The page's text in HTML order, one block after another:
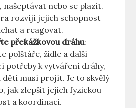
našeptávat nebo se plazit.
rozvíjí jejich schopnost
a reagovat.
překážkovou dráhu:
polštáře, židle a další
potřeby k vytváření dráhy,
děti musí projít. Je to skvělý
jak zlepšit jejich fyzickou
a koordinaci.